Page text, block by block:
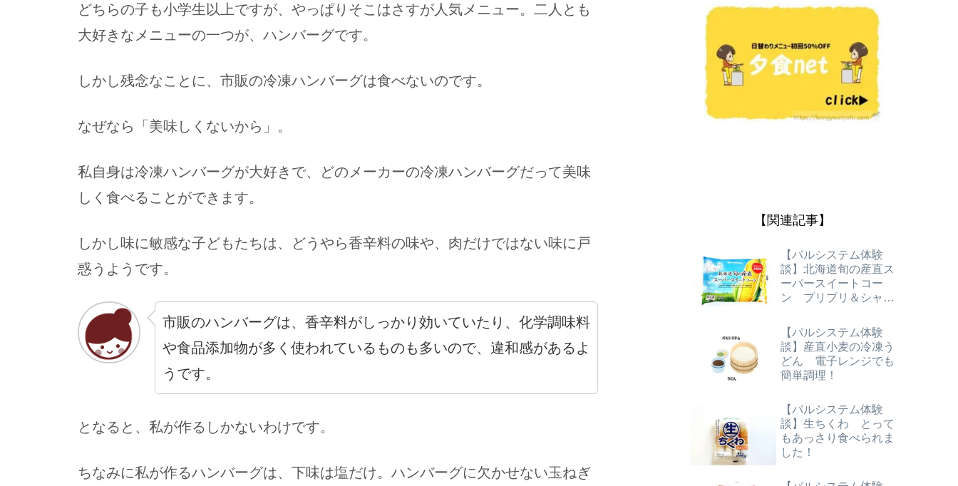
どちらの子も小学生以上ですが、やっぱりそこはさすが人気メニュー。二人とも
大好きなメニューの一つが、ハンバーグです。
しかし残念なことに、市販の冷凍ハンバーグは食べないのです。
なぜなら「美味しくないから」。
私自身は冷凍ハンバーグが大好きで、どのメーカーの冷凍ハンバーグだって美味
しく食べることができます。
しかし味に敏感な子どもたちは、どうやら香辛料の味や、肉だけではない味に戸
惑うようです。
市販のハンバーグは、香辛料がしっかり効いていたり、化学調味料
や食品添加物が多く使われているものも多いので、違和感があるよ
うです。
となると、私が作るしかないわけです。
ちなみに私が作るハンバーグは、下味は塩だけ。ハンバーグに欠かせない玉ねぎ
【関連記事】
【パルシステム体験
談】北海道旬の産直ス
ーパースイートコー
ン プリプリ＆シャキ
い！
【パルシステム体験
談】産直小麦の冷凍う
どん 電子レンジでも
簡単調理！
【パルシステム体験
談】生ちくわ とって
もあっさり食べられま
した！